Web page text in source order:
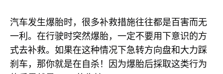
汽车发生爆胎时，很多补救措施往往都是百害而无
一利。在行驶时突然爆胎，一定不要用下意识的方
式去补救。如果在这种情况下急转方向盘和大力踩
刹车，那你就是在自杀！因为爆胎后採取这类行为